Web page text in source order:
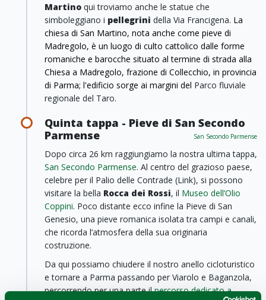
Martino qui troviamo anche le statue che
simboleggiano i pellegrini della Via Francigena. La
chiesa di San Martino, nota anche come pieve di
Madregolo, è un luogo di culto cattolico dalle forme
romaniche e barocche situato al termine di strada alla
Chiesa a Madregolo, frazione di Collecchio, in provincia
di Parma; l'edificio sorge ai margini del Parco fluviale
regionale del Taro.
Quinta tappa - Pieve di San Secondo
Parmense
San Secondo Parmense
Dopo circa 26 km raggiungiamo la nostra ultima tappa,
San Secondo Parmense. Al centro del grazioso paese,
celebre per il Palio delle Contrade (Link), si possono
visitare la bella Rocca dei Rossi, il Museo dell’Olio
Coppini. Poco distante ecco infine la Pieve di San
Genesio, una pieve romanica isolata tra campi e canali,
che ricorda l’atmosfera della sua originaria
costruzione.
Da qui possiamo chiudere il nostro anello cicloturistico
e tornare a Parma passando per Viarolo e Baganzola,
percorrendo per una parte ilpercorso dedicato a